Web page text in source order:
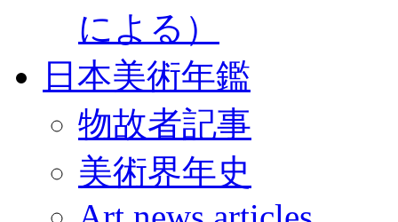
による）
日本美術年鑑
物故者記事
美術界年史